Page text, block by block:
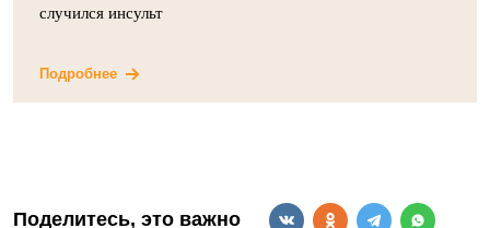
случился инсульт
Подробнее
Поделитесь, это важно